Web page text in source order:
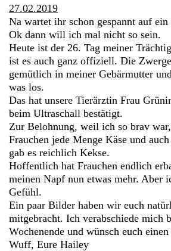
27.02.2019
Na wartet ihr schon gespannt auf ein
Ok dann will ich mal nicht so sein.
Heute ist der 26. Tag meiner
ist es auch ganz offiziell. Die
gemütlich in meiner Gebärmutter
was los.
Das hat unsere Tierärztin Frau
beim Ultraschall bestätigt.
Zur Belohnung, weil ich so brav
Frauchen jede Menge Käse und
gab es reichlich Kekse.
Hoffentlich hat Frauchen endlich
meinen Napf nun etwas mehr. Aber
Gefühl.
Ein paar Bilder haben wir euch
mitgebracht. Ich verabschiede mich
Wochenende und wünsch euch
Wuff, Eure Hailey